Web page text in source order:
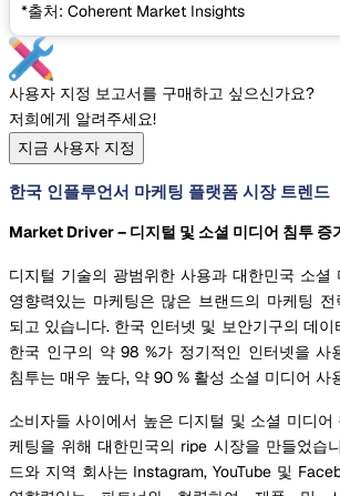
*출처: Coherent Market Insights
사용자 지정 보고서를 구매하고 싶으신가요?
저희에게 알려주세요!
지금 사용자 지정
한국 인플루언서 마케팅 플랫폼 시장 트렌드
Market Driver – 디지털 및 소셜 미디어 침투 증
디지털 기술의 광범위한 사용과 대한민국 소셜
영향력있는 마케팅은 많은 브랜드의 마케팅
되고 있습니다. 한국 인터넷 및 보안기구의 데
한국 인구의 약 98 %가 정기적인 인터넷을 사
침투는 매우 높다, 약 90 % 활성 소셜 미디어 사
소비자들 사이에서 높은 디지털 및 소셜 미디
케팅을 위해 대한민국의 ripe 시장을 만들었습
드와 지역 회사는 Instagram, YouTube 및